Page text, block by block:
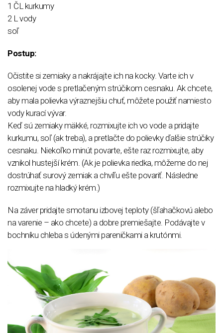
1 ČL kurkumy
2 L vody
soľ
Postup:
Očistite si zemiaky a nakrájajte ich na kocky. Varte ich v
osolenej vode s pretlačeným strúčikom cesnaku. Ak chcete,
aby mala polievka výraznejšiu chuť, môžete použiť namiesto
vody kurací vývar.
Keď sú zemiaky mäkké, rozmixujte ich vo vode a pridajte
kurkumu, soľ (ak treba), a pretlačte do polievky ďalšie strúčiky
cesnaku. Niekoľko minút povarte, ešte raz rozmixujte, aby
vznikol hustejší krém. (Ak je polievka riedka, môžeme do nej
dostrúhať surový zemiak a chvíľu ešte povariť. Následne
rozmixujte na hladký krém.)
Na záver pridajte smotanu izbovej teploty (šľahačkovú alebo
na varenie – ako chcete) a dobre premiešajte. Podávajte v
bochníku chleba s údenými pareničkami a krutónmi.